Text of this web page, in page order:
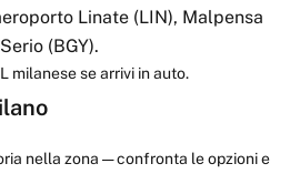
Linate (LIN), Malpensa
(BGY).
milanese se arrivi in auto.
nella zona — confronta le opzioni e